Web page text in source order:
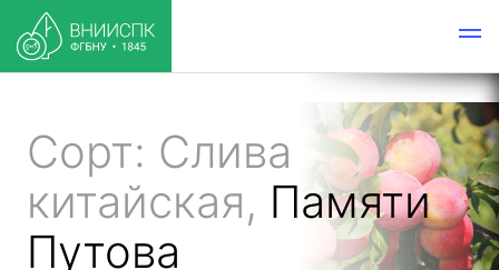
Сорт: Слива
китайская, Памяти
Путова